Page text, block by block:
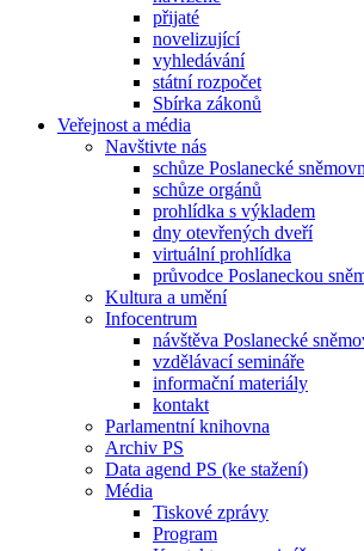
přijaté
novelizující
vyhledávání
státní rozpočet
Sbírka zákonů
Veřejnost a média
Navštivte nás
schůze Poslanecké
schůze orgánů
prohlídka s výkladem
dny otevřených dveří
virtuální prohlídka
průvodce Poslaneckou
Kultura a umění
Infocentrum
návštěva Poslanecké
vzdělávací semináře
informační materiály
kontakt
Parlamentní knihovna
Archiv PS
Data agend PS (ke stažení)
Média
Tiskové zprávy
Program